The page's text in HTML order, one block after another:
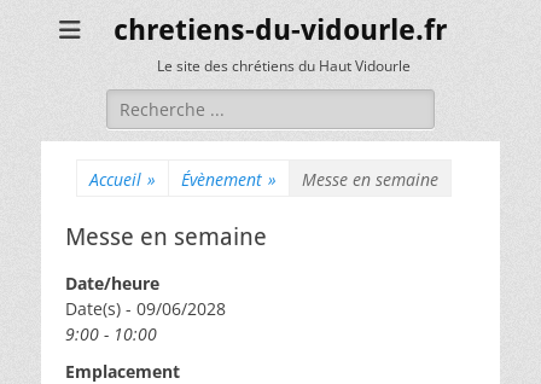
chretiens-du-vidourle.fr
Le site des chrétiens du Haut Vidourle
Rechercher :
Accueil » Évènement » Messe en semaine
Messe en semaine
Date/heure
Date(s) - 09/06/2028
9:00 - 10:00
Emplacement